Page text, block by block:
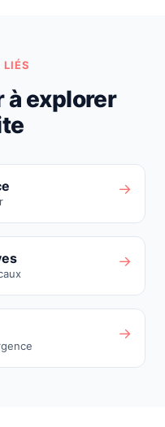
LIÉS
à explorer
→
→
→